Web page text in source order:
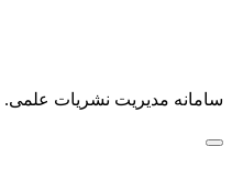
سامانه مدیریت نشریات علمی.